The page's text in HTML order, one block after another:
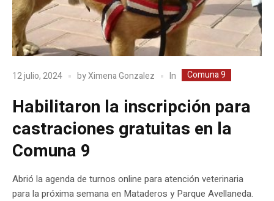
12 julio, 2024 byXimena Gonzalez In Comuna 9
Habilitaron la inscripción para
castraciones gratuitas en la
Comuna 9
Abrió la agenda de turnos online para atención veterinaria
para la próxima semana en Mataderos y Parque Avellaneda.